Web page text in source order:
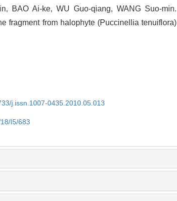
BAO Ai-ke, WU Guo-qiang, WANG Suo-min.
fragment from halophyte (Puccinellia tenuiflora)
j.issn.1007-0435.2010.05.013
I5/683